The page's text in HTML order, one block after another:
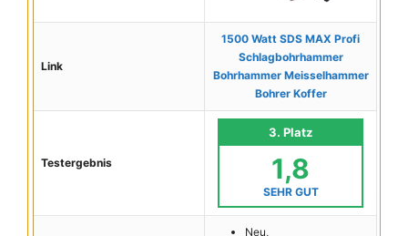
Link
1500 Watt SDS MAX Profi
Schlagbohrhammer
Bohrhammer Meisselhammer
Bohrer Koffer
Testergebnis
3. Platz
1,8
SEHR GUT
Neu,